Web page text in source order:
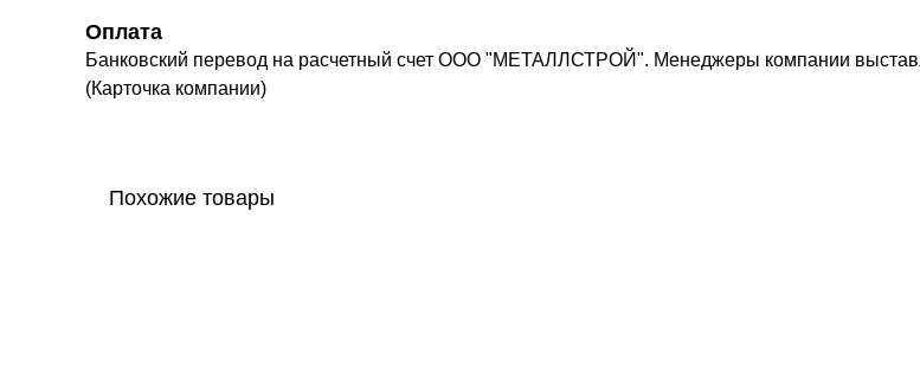
Оплата
Банковский перевод на расчетный счет ООО "МЕТАЛЛСТРОЙ". Менеджеры компании
(Карточка компании)
Похожие товары